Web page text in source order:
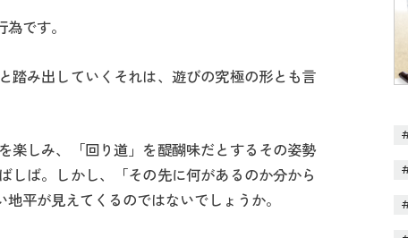
です。
踏み出していくそれは、遊びの究極の形とも言
楽しみ、「回り道」を醍醐味だとするその姿勢
しば。しかし、「その先に何があるのか分から
平が見えてくるのではないでしょうか。